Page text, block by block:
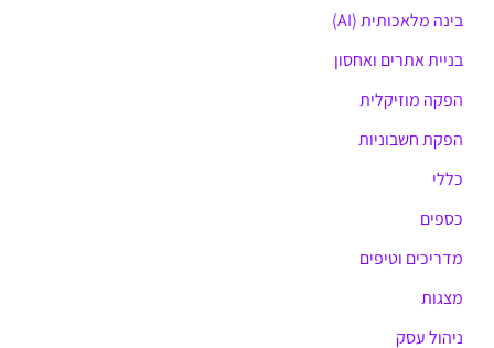
r
בינה מלאכותית (AI)
בניית אתרים ואחסון
הפקה מוזיקלית
הפקת חשבוניות
כללי
כספים
מדריכים וטיפים
מצגות
ניהול עסק